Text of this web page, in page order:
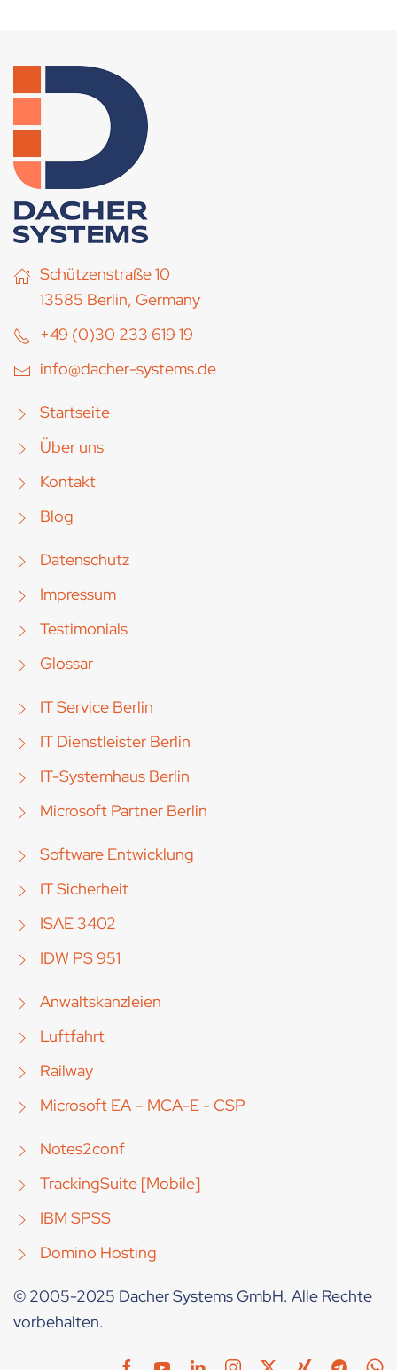
Schützenstraße 10
13585 Berlin, Germany
+49 (0)30 233 619 19
info@dacher-systems.de
Startseite
Über uns
Kontakt
Blog
Datenschutz
Impressum
Testimonials
Glossar
IT Service Berlin
IT Dienstleister Berlin
IT-Systemhaus Berlin
Microsoft Partner Berlin
Software Entwicklung
IT Sicherheit
ISAE 3402
IDW PS 951
Anwaltskanzleien
Luftfahrt
Railway
Microsoft EA – MCA-E - CSP
Notes2conf
TrackingSuite [Mobile]
IBM SPSS
Domino Hosting
© 2005-2025 Dacher Systems GmbH. Alle Rechte
vorbehalten.